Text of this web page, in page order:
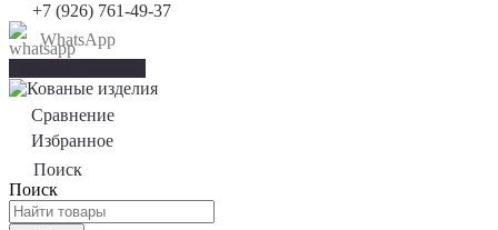
+7 (926) 761-49-37
WhatsApp
Сравнение
Избранное
Поиск
Поиск